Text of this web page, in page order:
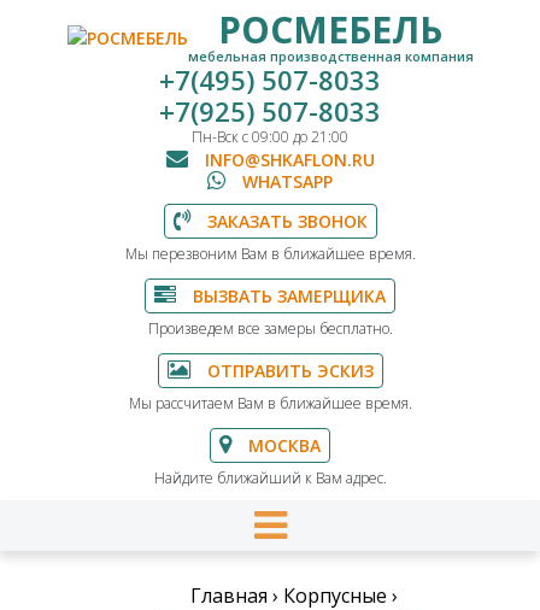
РОСМЕБЕЛЬ
мебельная производственная компания
+7(495) 507-8033
+7(925) 507-8033
Пн-Вск с 09:00 до 21:00
INFO@SHKAFLON.RU
WHATSAPP
ЗАКАЗАТЬ ЗВОНОК
Мы перезвоним Вам в ближайшее время.
ВЫЗВАТЬ ЗАМЕРЩИКА
Произведем все замеры бесплатно.
ОТПРАВИТЬ ЭСКИЗ
Мы рассчитаем Вам в ближайшее время.
МОСКВА
Найдите ближайший к Вам адрес.
Главная › Корпусные ›